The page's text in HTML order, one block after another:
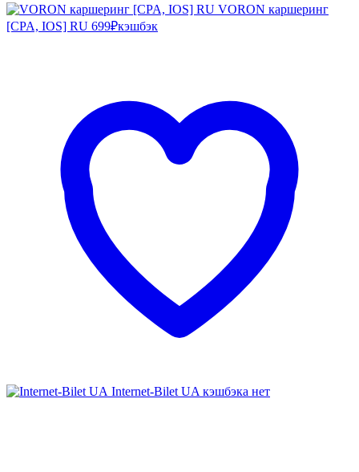
VORON каршеринг
[CPA, IOS] RU 699₽кэшбэк
Internet-Bilet UA кэшбэка нет